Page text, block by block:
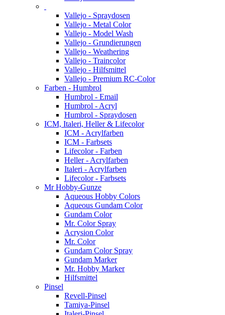
Vallejo - Spraydosen
Vallejo - Metal Color
Vallejo - Model Wash
Vallejo - Grundierungen
Vallejo - Weathering
Vallejo - Traincolor
Vallejo - Hilfsmittel
Vallejo - Premium RC-Color
Farben - Humbrol
Humbrol - Email
Humbrol - Acryl
Humbrol - Spraydosen
ICM, Italeri, Heller & Lifecolor
ICM - Acrylfarben
ICM - Farbsets
Lifecolor - Farben
Heller - Acrylfarben
Italeri - Acrylfarben
Lifecolor - Farbsets
Mr Hobby-Gunze
Aqueous Hobby Colors
Aqueous Gundam Color
Gundam Color
Mr. Color Spray
Acrysion Color
Mr. Color
Gundam Color Spray
Gundam Marker
Mr. Hobby Marker
Hilfsmittel
Pinsel
Revell-Pinsel
Tamiya-Pinsel